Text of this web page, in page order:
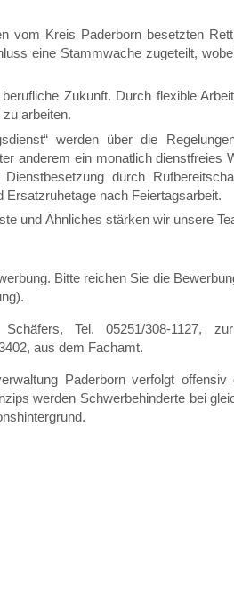
vom Kreis Paderborn besetzten
eine Stammwache zugeteilt,
Zukunft. Durch flexible
arbeiten.
werden über die
anderem ein monatlich dienstfreies
durch
Ersatzruhetage nach Feiertagsarbeit.
und Ähnliches stärken wir unsere
Bitte reichen Sie die
Tel. 05251/308-1127, zur
aus dem Fachamt.
Paderborn verfolgt
werden Schwerbehinderte bei